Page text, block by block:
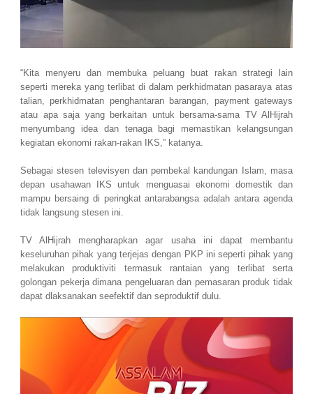
“Kita menyeru dan membuka peluang buat rakan strategi lain
seperti mereka yang terlibat di dalam perkhidmatan pasaraya atas
talian, perkhidmatan penghantaran barangan, payment gateways
atau apa saja yang berkaitan untuk bersama-sama TV AlHijrah
menyumbang idea dan tenaga bagi memastikan kelangsungan
kegiatan ekonomi rakan-rakan IKS,” katanya.
Sebagai stesen televisyen dan pembekal kandungan Islam, masa
depan usahawan IKS untuk menguasai ekonomi domestik dan
mampu bersaing di peringkat antarabangsa adalah antara agenda
tidak langsung stesen ini.
TV AlHijrah mengharapkan agar usaha ini dapat membantu
keseluruhan pihak yang terjejas dengan PKP ini seperti pihak yang
melakukan produktiviti termasuk rantaian yang terlibat serta
golongan pekerja dimana pengeluaran dan pemasaran produk tidak
dapat dlaksanakan seefektif dan seproduktif dulu.